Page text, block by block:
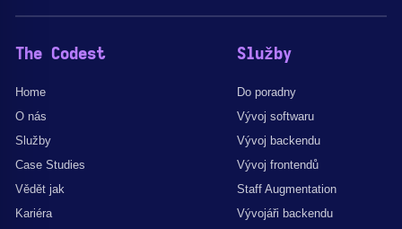
The Codest
Home
O nás
Služby
Case Studies
Vědět jak
Kariéra
Služby
Do poradny
Vývoj softwaru
Vývoj backendu
Vývoj frontendů
Staff Augmentation
Vývojáři backendu